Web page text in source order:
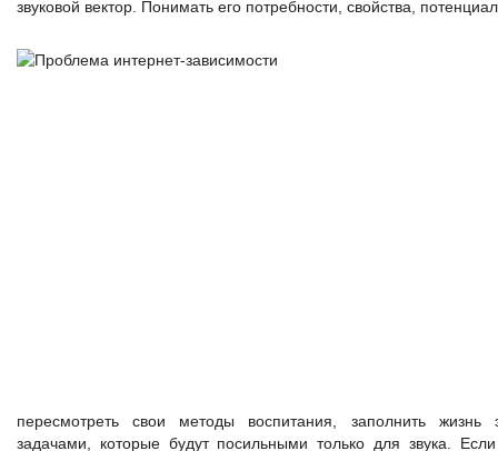
звуковой вектор. Понимать его потребности, свойства,
пересмотреть свои методы воспитания, заполнить жизнь
задачами, которые будут посильными только для звука.